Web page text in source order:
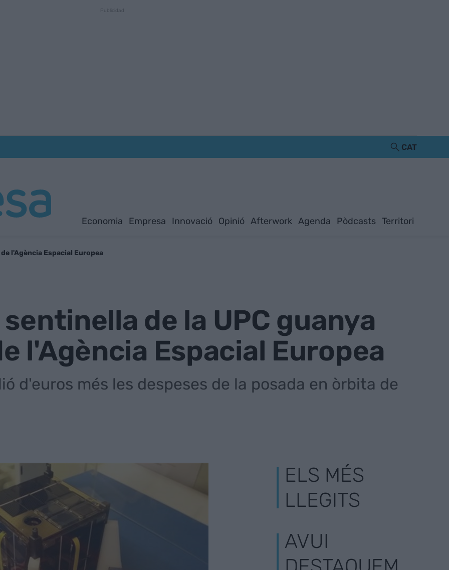
CAT
Economia Empresa Innovació Opinió Afterwork Agenda Pòdcasts Territori
l'Agència Espacial Europea
sentinella de la UPC guanya
l'Agència Espacial Europea
d'euros més les despeses de la posada en òrbita de
ELS MÉS
LLEGITS
AVUI